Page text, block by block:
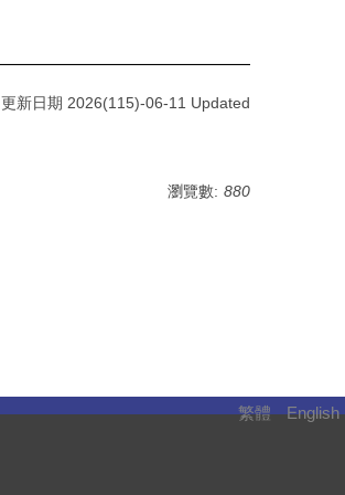
更新日期 2026(115)-06-11 Updated
瀏覽數: 880
繁體 English